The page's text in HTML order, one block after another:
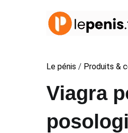
Le pénis / Produits &
Viagra